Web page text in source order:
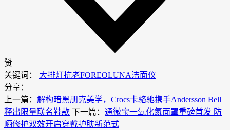
赞
关键词： 大排灯抗老FOREOLUNA洁面仪
分享：
上一篇： 解构暗黑朋克美学，Crocs卡骆驰携手Andersson Bell
释出限量联名鞋款 下一篇： 通微宝一氧化氮面罩重磅首发 防
晒修护双效开启穿戴护肤新范式